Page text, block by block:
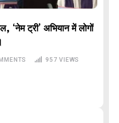
‘नेम ट्री’ अभियान में लोगों
957 VIEWS